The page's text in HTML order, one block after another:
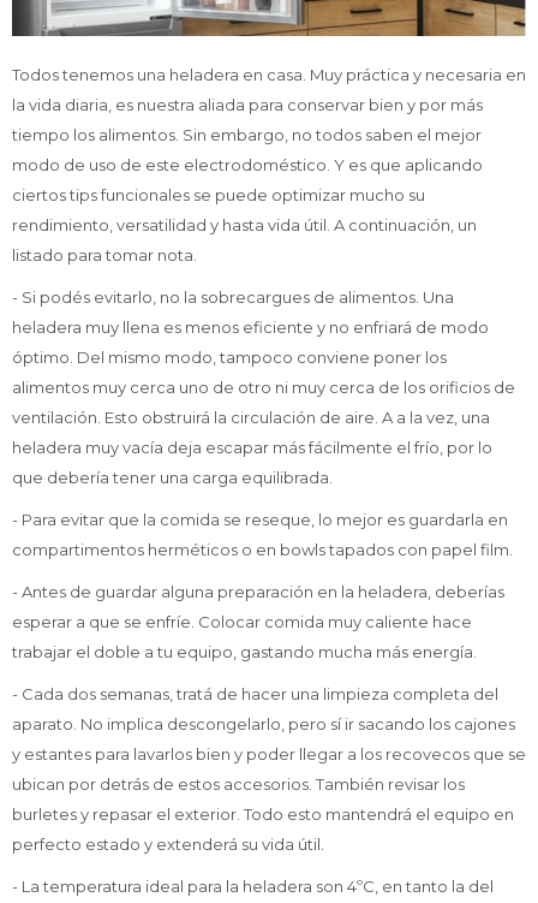
Todos tenemos una heladera en casa. Muy práctica y necesaria en
la vida diaria, es nuestra aliada para conservar bien y por más
tiempo los alimentos. Sin embargo, no todos saben el mejor
modo de uso de este electrodoméstico. Y es que aplicando
ciertos tips funcionales se puede optimizar mucho su
rendimiento, versatilidad y hasta vida útil. A continuación, un
listado para tomar nota.
- Si podés evitarlo, no la sobrecargues de alimentos. Una
heladera muy llena es menos eficiente y no enfriará de modo
óptimo. Del mismo modo, tampoco conviene poner los
alimentos muy cerca uno de otro ni muy cerca de los orificios de
ventilación. Esto obstruirá la circulación de aire. A a la vez, una
heladera muy vacía deja escapar más fácilmente el frío, por lo
que debería tener una carga equilibrada.
- Para evitar que la comida se reseque, lo mejor es guardarla en
compartimentos herméticos o en bowls tapados con papel film.
- Antes de guardar alguna preparación en la heladera, deberías
esperar a que se enfríe. Colocar comida muy caliente hace
trabajar el doble a tu equipo, gastando mucha más energía.
- Cada dos semanas, tratá de hacer una limpieza completa del
aparato. No implica descongelarlo, pero sí ir sacando los cajones
y estantes para lavarlos bien y poder llegar a los recovecos que se
ubican por detrás de estos accesorios. También revisar los
burletes y repasar el exterior. Todo esto mantendrá el equipo en
perfecto estado y extenderá su vida útil.
- La temperatura ideal para la heladera son 4ºC, en tanto la del
Hogar
Baño
Cuidado personal
Celulares
Mis pedidos